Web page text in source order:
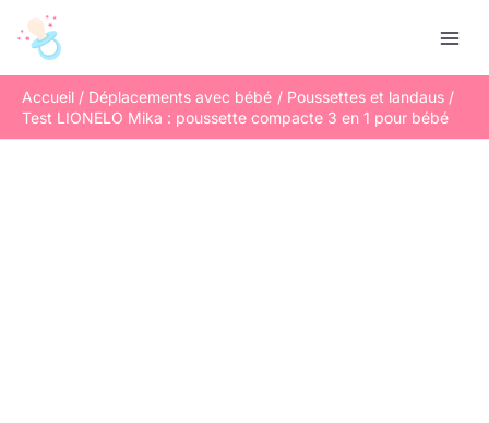
Accueil
Déplacements avec bébé
Poussettes et landaus
Test LIONELO Mika : poussette compacte 3 en 1 pour bébé
e
c
h
e